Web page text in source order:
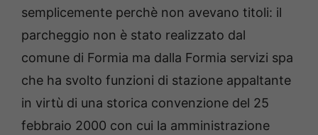
semplicemente perchè non avevano titoli: il
parcheggio non è stato realizzato dal
comune di Formia ma dalla Formia servizi spa
che ha svolto funzioni di stazione appaltante
in virtù di una storica convenzione del 25
febbraio 2000 con cui la amministrazione